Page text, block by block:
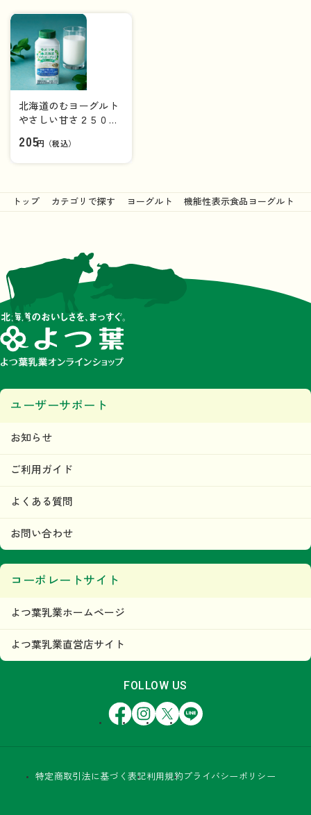
北海道のむヨーグルト
やさしい甘さ２５０ｇ
205円（税込）
トップ カテゴリで探す ヨーグルト 機能性表示食品ヨーグルト
ユーザーサポート
お知らせ
ご利用ガイド
よくある質問
お問い合わせ
コーポレートサイト
よつ葉乳業ホームページ
よつ葉乳業直営店サイト
FOLLOW US
FacebookInstagram
X LINE
特定商取引法に基づく表記利用規約 プライバシーポリシー